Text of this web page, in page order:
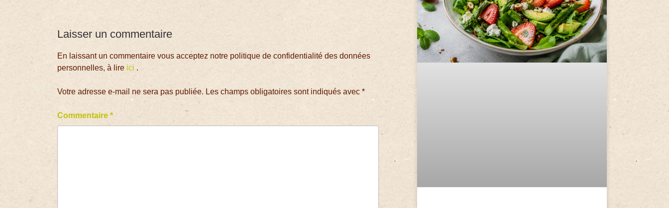
Laisser un commentaire
En laissant un commentaire vous acceptez notre politique de confidentialité des données
personnelles, à lire ici .
Votre adresse e-mail ne sera pas publiée. Les champs obligatoires sont indiqués avec*
Commentaire*